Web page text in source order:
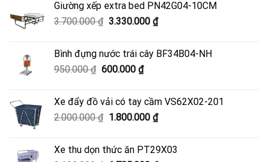
4.500.000 ₫.là:
4.050.000 ₫.
Giường xếp extra bed PN42G04-10CM
3.700.000₫ Giá
3.700.000 ₫.
3.330.000 ₫Giá
là:
Bình đựng nước trái cây BF34B04-NH
950.000₫ Giá
950.000 ₫.
600.000 ₫Giá
là:
600.000 ₫.
Xe đẩy đồ vải có tay cầm VS62X02-201
2.000.000₫ Giá
2.000.000 ₫.
1.800.000 ₫Giá
là:
Xe thu dọn thức ăn PT29X03